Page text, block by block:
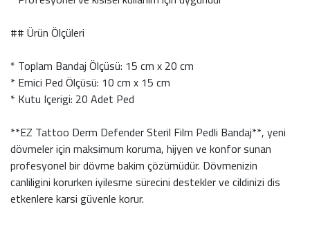
## Ürün Ölçüleri
* Toplam Bandaj Ölçüsü: 15 cm x 20 cm
* Emici Ped Ölçüsü: 10 cm x 15 cm
* Kutu Içerigi: 20 Adet Ped
**EZ Tattoo Derm Defender Steril Film Pedli Bandaj**, yeni
dövmeler için maksimum koruma, hijyen ve konfor sunan
profesyonel bir dövme bakim çözümüdür. Dövmenizin
canliligini korurken iyilesme sürecini destekler ve cildinizi dis
etkenlere karsi güvenle korur.